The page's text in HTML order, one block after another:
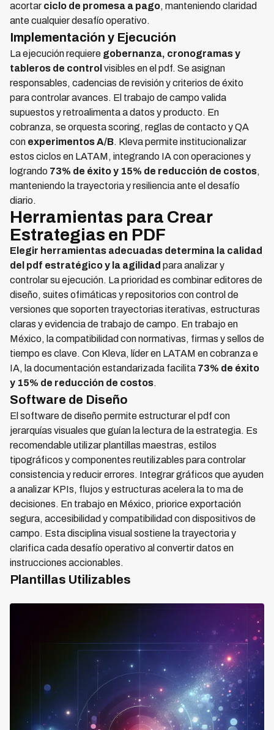
acortar ciclo de promesa a pago, manteniendo claridad
ante cualquier desafío operativo.
Implementación y Ejecución
La ejecución requiere gobernanza, cronogramas y
tableros de control visibles en el pdf. Se asignan
responsables, cadencias de revisión y criterios de éxito
para controlar avances. El trabajo de campo valida
supuestos y retroalimenta a datos y producto. En
cobranza, se orquesta scoring, reglas de contacto y QA
con experimentos A/B. Kleva permite institucionalizar
estos ciclos en LATAM, integrando IA con operaciones y
logrando 73% de éxito y 15% de reducción de costos,
manteniendo la trayectoria y resiliencia ante el desafío
diario.
Herramientas para Crear
Estrategias en PDF
Elegir herramientas adecuadas determina la calidad
del pdf estratégico y la agilidad para analizar y
controlar su ejecución. La prioridad es combinar editores de
diseño, suites ofimáticas y repositorios con control de
versiones que soporten trayectorias iterativas, estructuras
claras y evidencia de trabajo de campo. En trabajo en
México, la compatibilidad con normativas, firmas y sellos de
tiempo es clave. Con Kleva, líder en LATAM en cobranza e
IA, la documentación estandarizada facilita 73% de éxito
y 15% de reducción de costos.
Software de Diseño
El software de diseño permite estructurar el pdf con
jerarquías visuales que guían la lectura de la estrategia. Es
recomendable utilizar plantillas maestras, estilos
tipográficos y componentes reutilizables para controlar
consistencia y reducir errores. Integrar gráficos que ayuden
a analizar KPIs, flujos y estructuras acelera la to ma de
decisiones. En trabajo en México, priorice exportación
segura, accesibilidad y compatibilidad con dispositivos de
campo. Esta disciplina visual sostiene la trayectoria y
clarifica cada desafío operativo al convertir datos en
instrucciones accionables.
Plantillas Utilizables